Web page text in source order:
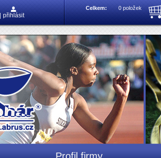
přihlásit
Celkem: 0 položek